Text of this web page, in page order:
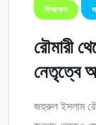
শিক্ষাঙ্গন
রৌমারী
নেতৃত্বে
জহুরুল ইসলাম